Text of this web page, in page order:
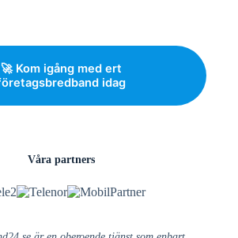
🚀 Kom igång med ert
idag
Våra partners